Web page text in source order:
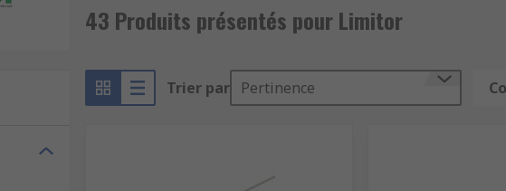
43 Produits présentés pour Limitor
Trier par Pertinence